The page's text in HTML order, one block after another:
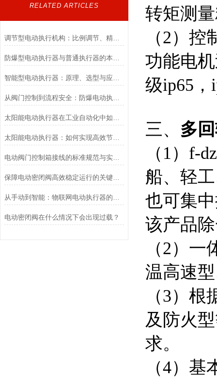
RELATED ARTICLES
调节型电动执行机构：比例调节、精度控制要点
太阳能电动执行器：如何实现高效节能的自动化控制？
保障电动密闭阀高效稳定运行的关键举措
电动密闭阀在什么情况下会出现过载？
转矩测
（2）
功能电
级ip65，
三、 多
（1）f-
船、轻
也可集
该产品
（2）
温高速
（3）
及防火
求。
（4）